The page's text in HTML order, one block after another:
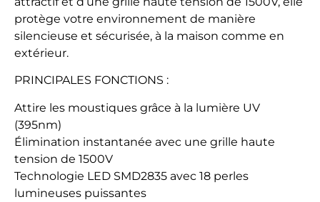
protège votre environnement de manière
silencieuse et sécurisée, à la maison comme en
extérieur.
PRINCIPALES FONCTIONS :
Attire les moustiques grâce à la lumière UV
(395nm)
Élimination instantanée avec une grille haute
tension de 1500V
Technologie LED SMD2835 avec 18 perles
lumineuses puissantes